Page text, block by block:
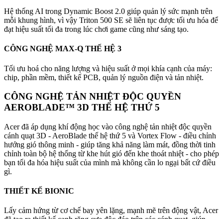
Hệ thống AI trong Dynamic Boost 2.0 giúp quản lý sức mạnh trên
mỗi khung hình, vì vậy Triton 500 SE sẽ liên tục được tối ưu hóa để
đạt hiệu suất tối đa trong lúc chơi game cũng như sáng tạo.
CÔNG NGHỆ MAX-Q THẾ HỆ 3
Tối ưu hoá cho năng lượng và hiệu suất ở mọi khía cạnh của máy:
chip, phần mềm, thiết kế PCB, quản lý nguồn điện và tản nhiệt.
CÔNG NGHỆ TẢN NHIỆT ĐỘC QUYỀN
AEROBLADE™ 3D THẾ HỆ THỨ 5
Acer đã áp dụng khí động học vào công nghệ tản nhiệt độc quyền
cánh quạt 3D - AeroBlade thế hệ thứ 5 và Vortex Flow - điều chỉnh
hướng gió thông minh - giúp tăng khả năng làm mát, đồng thời tinh
chỉnh toàn bộ hệ thống từ khe hút gió đến khe thoát nhiệt - cho phép
bạn tối đa hóa hiệu suất của mình mà không cần lo ngại bất cứ điều
gì.
THIẾT KẾ BIONIC
Lấy cảm hứng từ cơ chế bay yên lặng, mạnh mẽ trên động vật, Acer